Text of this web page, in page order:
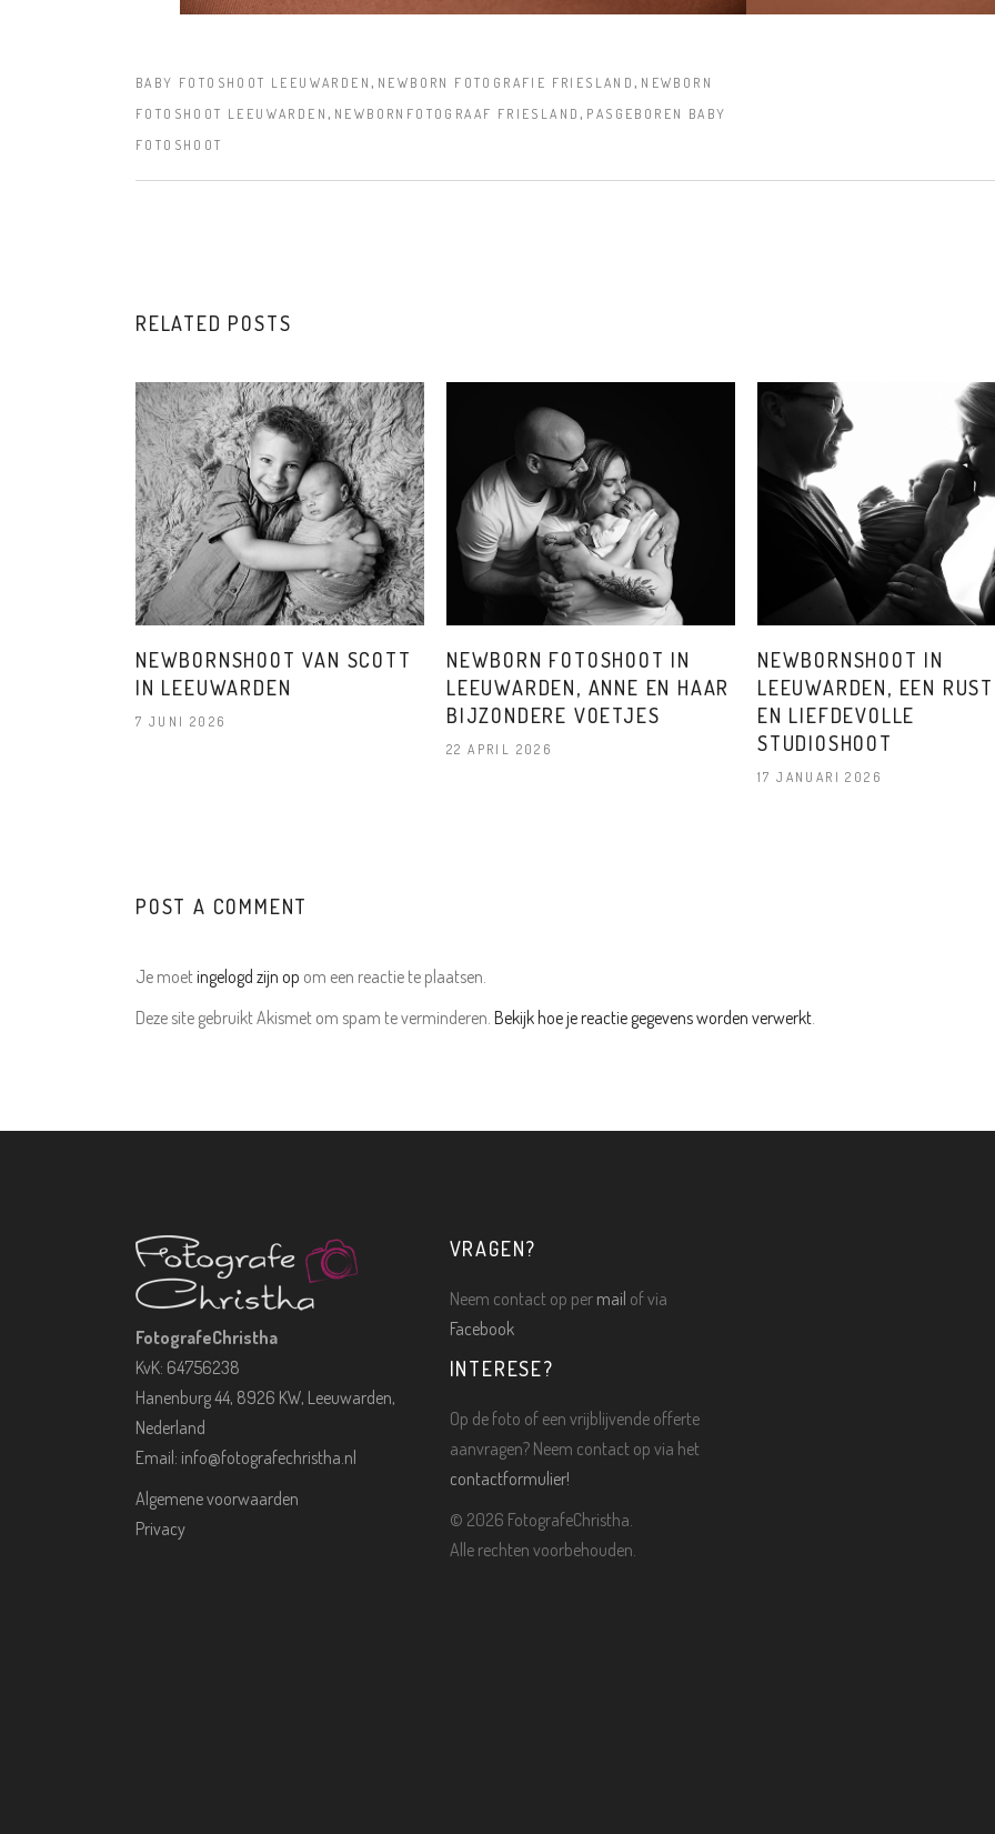
BABY FOTOSHOOT LEEUWARDEN, NEWBORN FOTOGRAFIE FRIESLAND, NEWBORN
FOTOSHOOT LEEUWARDEN , NEWBORNFOTOGRAAF FRIESLAND, PASGEBOREN BABY
FOTOSHOOT
RELATED POSTS
NEWBORNSHOOT VAN SCOTT
IN LEEUWARDEN
7 JUNI 2026
NEWBORN FOTOSHOOT IN
LEEUWARDEN, ANNE EN HAAR
BIJZONDERE VOETJES
22 APRIL 2026
NEWBORNSHOOT IN
LEEUWARDEN, EEN
EN LIEFDEVOLLE
STUDIOSHOOT
17 JANUARI 2026
POST A COMMENT
Je moetingelogd zijn op om een reactie te plaatsen.
Deze site gebruikt Akismet om spam te verminderen. Bekijk hoe je reactie gegevens worden verwerkt
FotografeChristha
KvK: 64756238
Hanenburg 44, 8926 KW, Leeuwarden,
Nederland
Email: info@fotografechristha.nl
Algemene voorwaarden
Privacy
VRAGEN?
Neem contact op per mail of via
Facebook
INTERESE?
Op de foto of een vrijblijvende offerte
aanvragen? Neem contact op via het
contactformulier!
© 2026 FotografeChristha.
Alle rechten voorbehouden.